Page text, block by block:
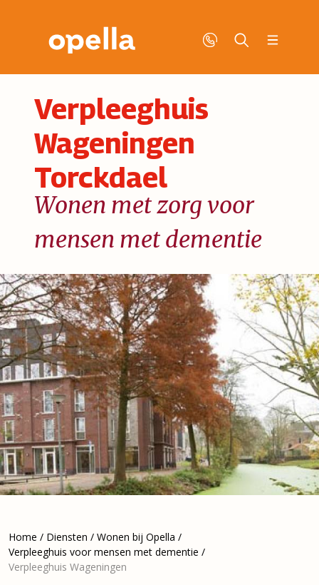
Verpleeghuis
Wageningen
Torckdael
Wonen met zorg voor
mensen met dementie
Home / Diensten / Wonen bij Opella /
Verpleeghuis voor mensen met dementie /
Verpleeghuis Wageningen